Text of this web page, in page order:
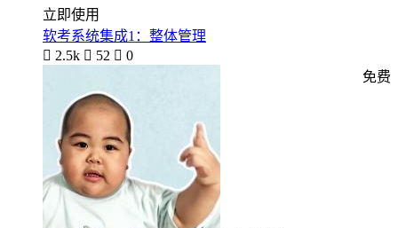
立即使用
软考系统集成1：整体管理
 2.5k  52  0
免费